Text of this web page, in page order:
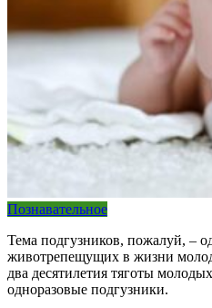
Познавательное
Тема подгузников, пожалуй, –
животрепещущих в жизни
два десятилетия тяготы
одноразовые подгузники.